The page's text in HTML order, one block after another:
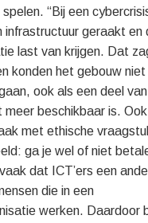
“Bij een
infrastructuur geraakt en
last van krijgen. Dat
konden het gebouw
ook als een deel
meer beschikbaar is.
met ethische
ga je wel of niet
dat ICT’ers een
die in een
werken. Daardoor